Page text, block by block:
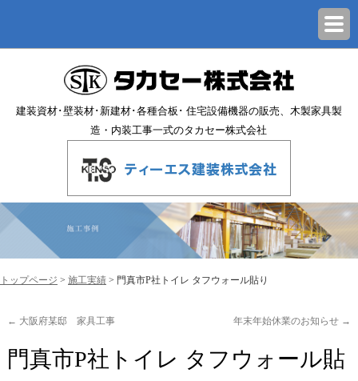
建装資材･壁装材･新建材･各種合板･ 住宅設備機器の販売、木製家具製
造・内装工事一式のタカセー株式会社
トップページ > 施工実績 > 門真市P社トイレ タフウォール貼り
← 大阪府某邸 家具工事 年末年始休業のお知らせ →
門真市P社トイレ タフウォール貼